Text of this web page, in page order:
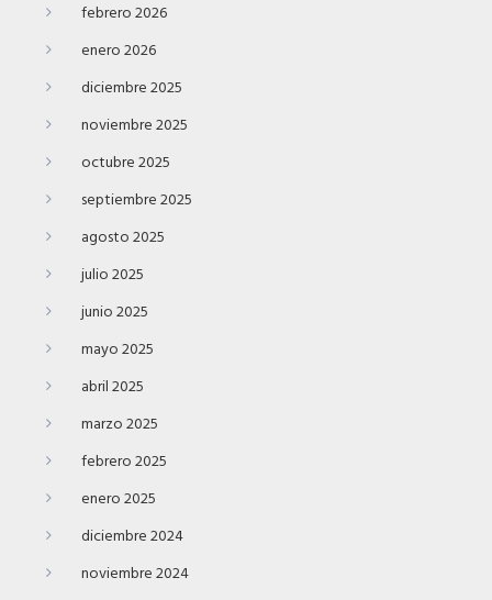
febrero 2026
enero 2026
diciembre 2025
noviembre 2025
octubre 2025
septiembre 2025
agosto 2025
julio 2025
junio 2025
mayo 2025
abril 2025
marzo 2025
febrero 2025
enero 2025
diciembre 2024
noviembre 2024